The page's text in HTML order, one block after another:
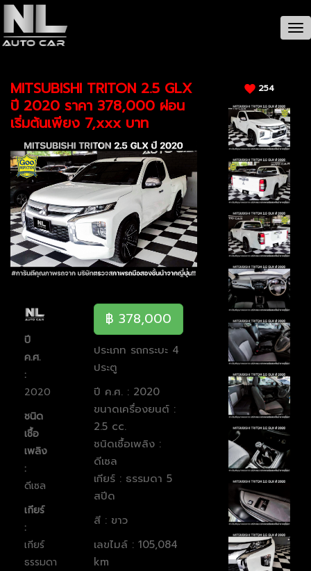
MITSUBISHI TRITON 2.5 GLX
ปี 2020 ราคา 378,000 ผ่อน
เริ่มต้นเพียง 7,xxx บาท
ปี
ค.ศ.
:
2020
ชนิด
เชื้อ
เพลิง
:
ดีเซล
เกียร์
:
เกียร์
ธรรมดา
฿ 378,000
ประเภท รถกระบะ 4
ประตู
ปี ค.ศ. : 2020
ขนาดเครื่องยนต์ :
2.5 cc.
ชนิดเชื้อเพลิง :
ดีเซล
เกียร์ : ธรรมดา 5
สปีด
สี : ขาว
เลขไมล์ : 105,084
km
254